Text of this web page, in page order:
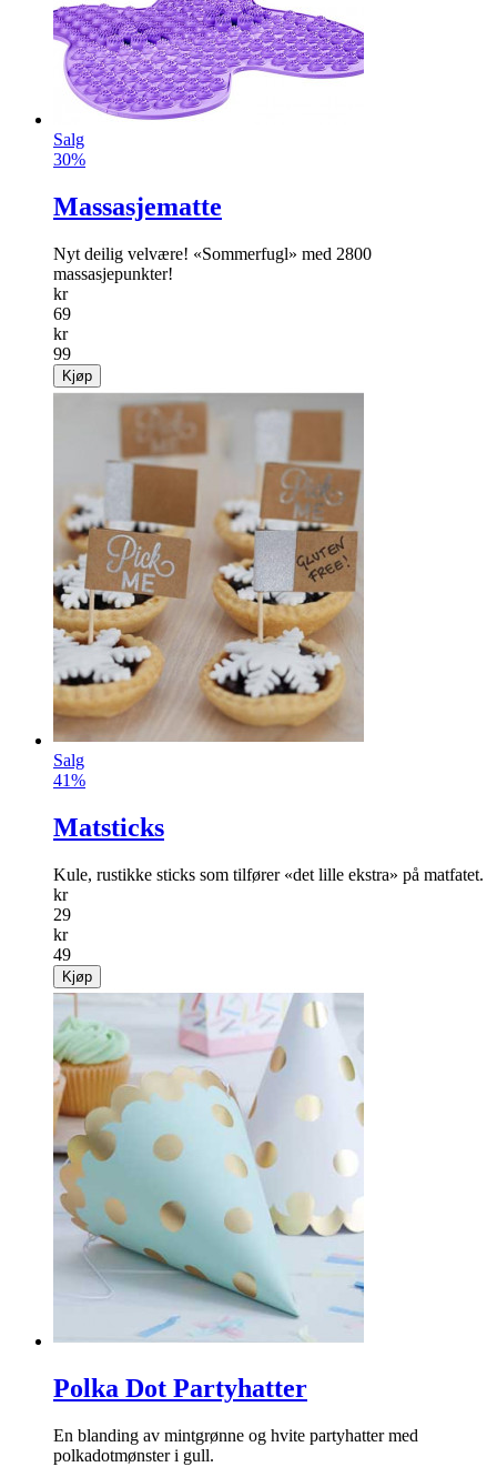
Salg
30%
Massasjematte
Nyt deilig velvære! «Sommerfugl» med 2800
massasjepunkter!
kr
69
kr
99
Kjøp
Salg
41%
Matsticks
Kule, rustikke sticks som tilfører «det lille ekstra» på matfatet.
kr
29
kr
49
Kjøp
Polka Dot Partyhatter
En blanding av mintgrønne og hvite partyhatter med
polkadotmønster i gull.